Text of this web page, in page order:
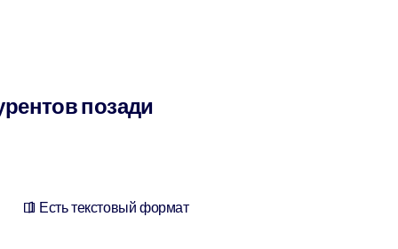
позади
Есть текстовый формат